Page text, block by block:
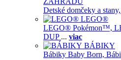
Detské domčeky a stany,
LEGO®
LEGO® Pokémon™,
DUP ... viac
BÁBIKY
Bábiky Baby Born,